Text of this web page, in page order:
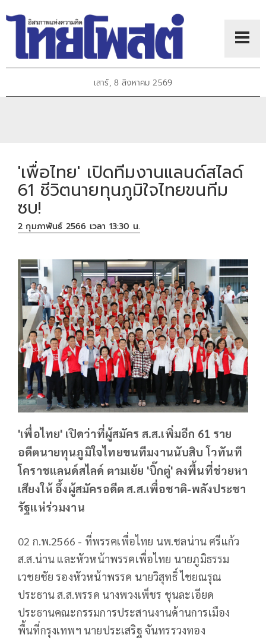
เสาร์, 8 สิงหาคม 2569
'เพื่อไทย' เปิดทีมงานแลนด์สไลด์
61 ชีวิตนายทุนภูมิใจไทยขนทีม
ซบ!
2 กุมภาพันธ์ 2566 เวลา 13:30 น.
'เพื่อไทย' เปิดว่าที่ผู้สมัคร ส.ส.เพิ่มอีก 61 ราย
อดีตนายทุนภูมิใจไทยขนทีมงานนับสิบ โวทันที
โคราชแลนด์สไลด์ ตามเย้ย 'บิ๊กตู่' ลงพื้นที่ช่วยหา
เสียงให้ อึ้งผู้สมัครอดีต ส.ส.เพื่อชาติ-พลังประชา
รัฐแห่ร่วมงาน
02 ก.พ.2566 - ที่พรรคเพื่อไทย นพ.ชลน่าน ศรีแก้ว
ส.ส.น่าน และหัวหน้าพรรคเพื่อไทย นายภูมิธรรม
เวชยชัย รองหัวหน้าพรรค นายวิสุทธิ์ ไชยณรุณ
ประธาน ส.ส.พรรค นางพวงเพ็ชร ชุนละเอียด
ประธานคณะกรรมการประสานงานด้านการเมือง
พื้นที่กรุงเทพฯ นายประเสริฐ จันทรรวงทอง